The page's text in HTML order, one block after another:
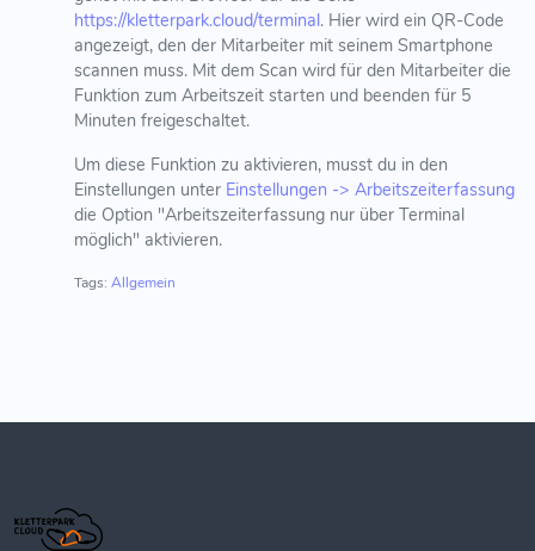
https://kletterpark.cloud/terminal. Hier wird ein QR-Code
angezeigt, den der Mitarbeiter mit seinem Smartphone
scannen muss. Mit dem Scan wird für den Mitarbeiter die
Funktion zum Arbeitszeit starten und beenden für 5
Minuten freigeschaltet.
Um diese Funktion zu aktivieren, musst du in den
Einstellungen unter Einstellungen -> Arbeitszeiterfassung
die Option "Arbeitszeiterfassung nur über Terminal
möglich" aktivieren.
Tags: Allgemein